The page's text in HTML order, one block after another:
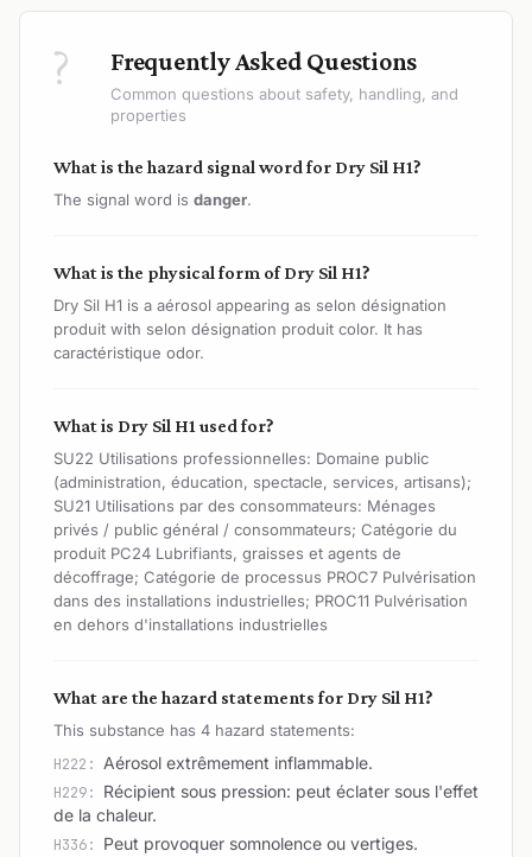
? Frequently Asked Questions
Common questions about safety, handling, and
properties
What is the hazard signal word for Dry Sil H1?
The signal word is danger.
What is the physical form of Dry Sil H1?
Dry Sil H1 is a aérosol appearing as selon désignation
produit with selon désignation produit color. It has
caractéristique odor.
What is Dry Sil H1 used for?
SU22 Utilisations professionnelles: Domaine public
(administration, éducation, spectacle, services, artisans);
SU21 Utilisations par des consommateurs: Ménages
privés / public général / consommateurs; Catégorie du
produit PC24 Lubrifiants, graisses et agents de
décoffrage; Catégorie de processus PROC7 Pulvérisation
dans des installations industrielles; PROC11 Pulvérisation
en dehors d'installations industrielles
What are the hazard statements for Dry Sil H1?
This substance has 4 hazard statements:
H222: Aérosol extrêmement inflammable.
H229: Récipient sous pression: peut éclater sous l'effet
de la chaleur.
H336: Peut provoquer somnolence ou vertiges.